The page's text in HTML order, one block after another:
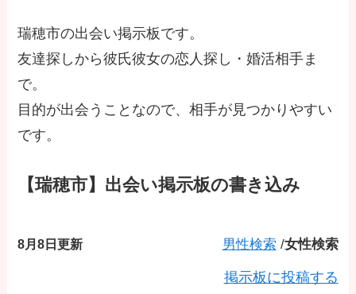
瑞穂市の出会い掲示板です。
友達探しから彼氏彼女の恋人探し・婚活相手ま
で。
目的が出会うことなので、相手が見つかりやすい
です。
【瑞穂市】出会い掲示板の書き込み
8月8日更新 男性検索 /女性検索
掲示板に投稿する